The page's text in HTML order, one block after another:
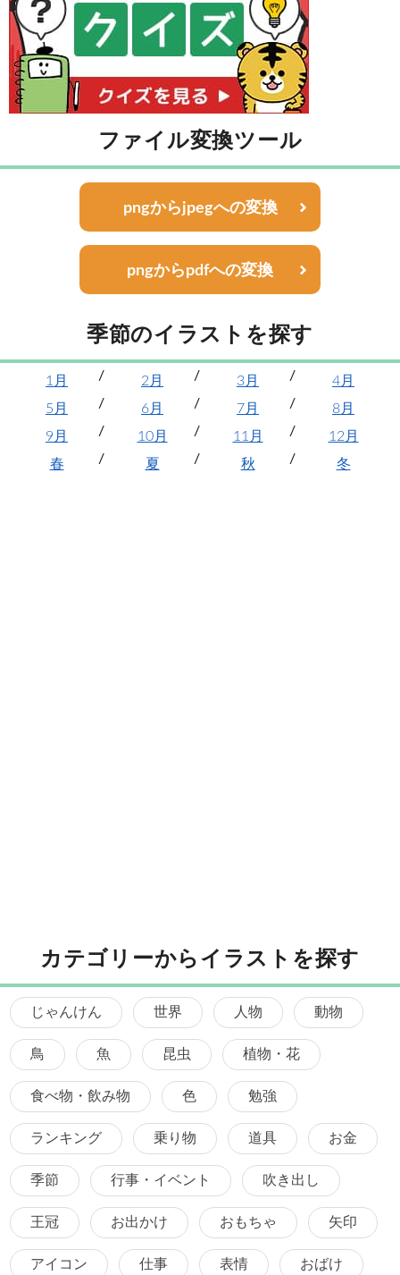
ファイル変換ツール
pngからjpegへの変換
pngからpdfへの変換
季節のイラストを探す
1月 2月 3月
4月
5月
6月 7月
8月
9月
10月 11月
12月
春
夏 秋 冬
カテゴリーからイラストを探す
じゃんけん 世界 人物 動物
鳥 魚 昆虫 植物・花
食べ物・飲み物 色 勉強
ランキング 乗り物 道具 お金
季節 行事・イベント 吹き出し
王冠 お出かけ おもちゃ 矢印
アイコン 仕事 表情 おばけ